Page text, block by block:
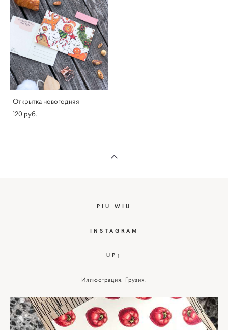
Открытка новогодняя
120 pуб.
PIU WIU
I NSTAGRAM
UP↑
Иллюстрация. Грузия.